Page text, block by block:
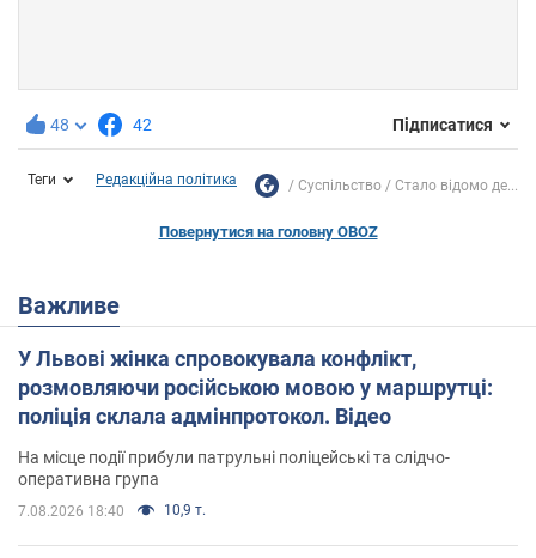
48 42 Підписатися
Теги Редакційна політика Суспільство Стало відомо де...
Повернутися на головну OBOZ
Важливе
У Львові жінка спровокувала конфлікт,
розмовляючи російською мовою у маршрутці:
поліція склала адмінпротокол. Відео
На місце події прибули патрульні поліцейські та слідчо-
оперативна група
7.08.2026 18:40 10,9 т.